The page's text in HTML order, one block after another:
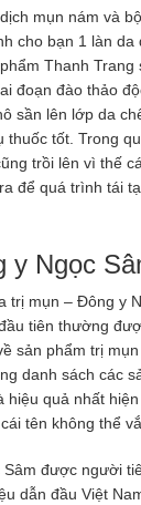
mụn nám và
cho bạn 1 làn da
Thanh Trang
đoạn đào thảo
sần lên lớp da
thuốc tốt. Trong
trồi lên vì thế
để quá trình tái
y Ngọc
trị mụn – Đông y
tiên thường
sản phẩm trị
danh sách các
hiệu quả nhất
tên không thể
Sâm được người
dẫn đầu Việt